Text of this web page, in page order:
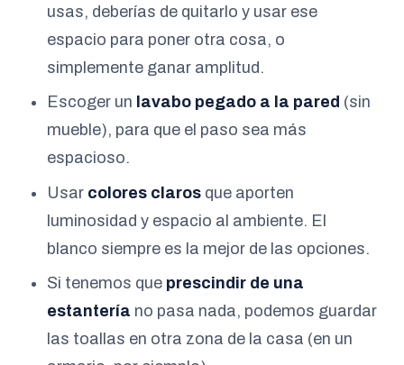
usas, deberías de quitarlo y usar ese
espacio para poner otra cosa, o
simplemente ganar amplitud.
Escoger un lavabo pegado a la pared (sin
mueble), para que el paso sea más
espacioso.
Usar colores claros que aporten
luminosidad y espacio al ambiente. El
blanco siempre es la mejor de las opciones.
Si tenemos que prescindir de una
estantería no pasa nada, podemos guardar
las toallas en otra zona de la casa (en un